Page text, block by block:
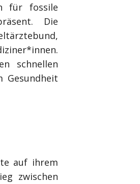
für fossile
Die
schnellen
Gesundheit
auf ihrem
zwischen